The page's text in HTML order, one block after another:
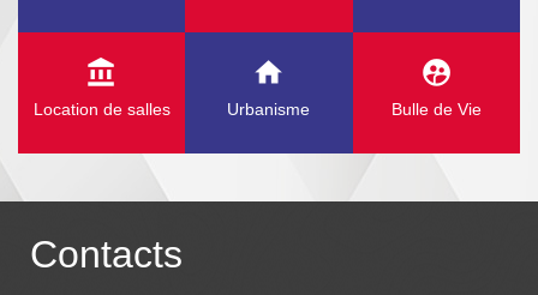
account_balance
Location de salles
home
Urbanisme
supervised_user_circle
Bulle de Vie
Contacts